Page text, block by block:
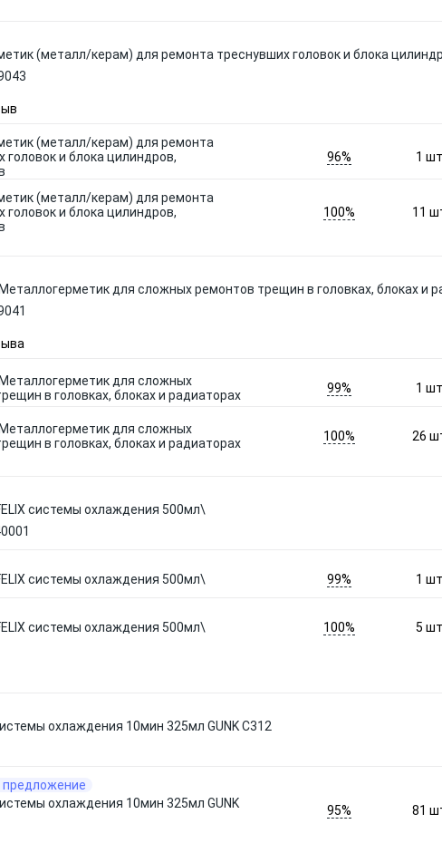
(металл/керам) для ремонта треснувших головок и блока
(металл/керам) для ремонта
головок и блока цилиндров,
96% 1шт.
(металл/керам) для ремонта
головок и блока цилиндров,
100% 11
для сложных ремонтов трещин в головках, блоках и
для сложных
в головках, блоках и радиаторах
99% 1шт.
для сложных
в головках, блоках и радиаторах
100% 26
системы охлаждения 500мл\
системы охлаждения 500мл\ 99% 1шт.
системы охлаждения 500мл\ 100% 5шт.
охлаждения 10мин 325мл GUNK C312
охлаждения 10мин 325мл GUNK
95% 81